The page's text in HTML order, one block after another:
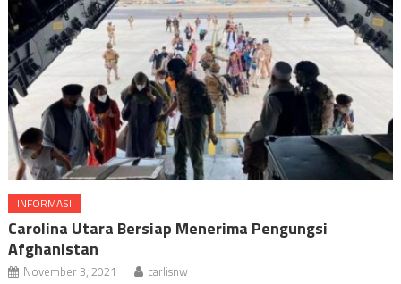
INFORMASI
Carolina Utara Bersiap Menerima Pengungsi
Afghanistan
November 3, 2021 carlisnw